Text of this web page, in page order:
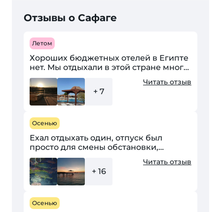
Отзывы о Сафаге
Летом
Хороших бюджетных отелей в Египте
нет. Мы отдыхали в этой стране много
раз, море потрясающее, остальное
все плохо или очень дорого. У меня
нет возможности...
+ 7
Читать отзыв
Осенью
Ехал отдыхать один, отпуск был
просто для смены обстановки,
поэтому решил рассматривать самые
простые варианты. Были неплохие
отели 4* и в 1,5 км от моря,...
+ 16
Читать отзыв
Осенью